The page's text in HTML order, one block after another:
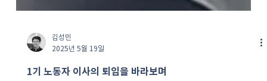
2025년 5월 19일